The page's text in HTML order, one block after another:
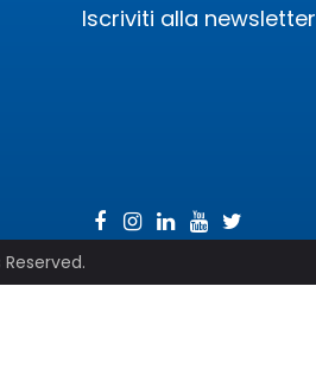
Iscriviti alla newsletter